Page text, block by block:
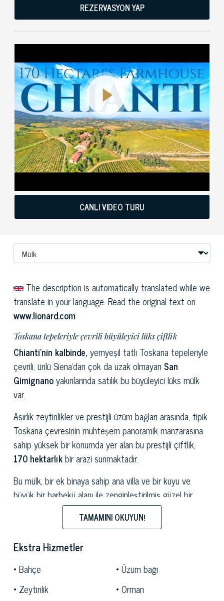
REZERVASYON YAP
CANLI VIDEO TURU
The description is automatically translated while we
translate in your language. Read the original text on
www.lionard.com
Toskana tepeleriyle çevrili büyüleyici lüks çiftlik
Chianti'nin kalbinde, yemyeşil tatlı Toskana tepeleriyle
çevrili, ünlü Siena'dan çok da uzak olmayan San
Gimignanoyakınlarında satılık bu büyüleyici lüks mülk
var.
Asırlık zeytinlikler ve prestijli üzüm bağları arasında, tipik
Toskana çevresinin muhteşem panoramik manzarasına
sahip yüksek bir konumda yer alan bu prestijli çiftlik,
170 hektarlıkbir arazi sunmaktadır.
Bu mülk, bir ek binaya sahip ana villa ve bir kuyu ve
büyük bir barbekü alanı ile zenginleştirilmiş güzel bir
bahçe ile çevrili, on konforlu daireye bölünmüş, zarif bir
şekilde restore edilmiş iki çiftlik evi dahil olmak üzere
zeminler, karakteristik kumtaşından yapılar ve
muhteşem Siena tuğlalarının öne çıktığı en yüksek
TAMAMINI OKUYUN!
Ekstra Hizmetler
Bahçe
Üzüm bağı
Zeytinlik
Orman